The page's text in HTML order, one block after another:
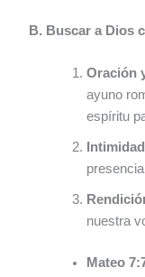
B. Buscar a Dios
Oración
ayuno
espíritu
nuestra
Mateo